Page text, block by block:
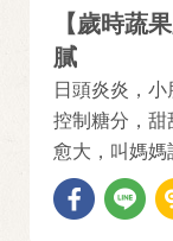
【歲時蔬
膩
日頭炎炎，
控制糖分，
愈大，叫媽媽